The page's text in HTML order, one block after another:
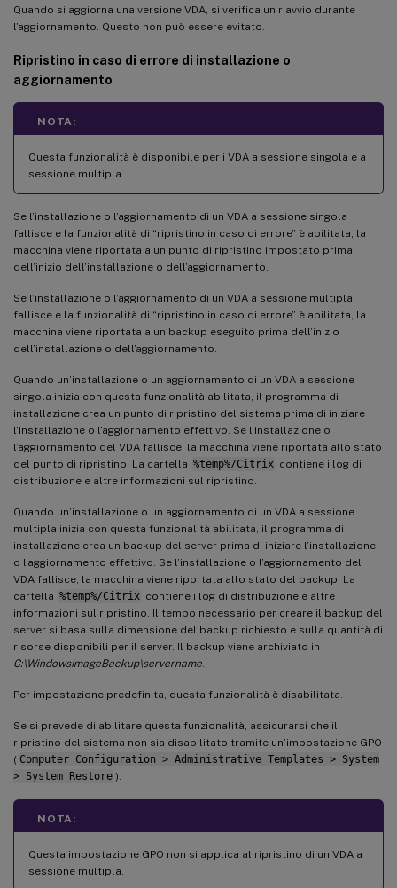
Quando si aggiorna una versione VDA, si verifica un riavvio durante
l’aggiornamento. Questo non può essere evitato.
Ripristino in caso di errore di installazione o
aggiornamento
NOTA:
Questa funzionalità è disponibile per i VDA a sessione singola e a
sessione multipla.
Se l’installazione o l’aggiornamento di un VDA a sessione singola
fallisce e la funzionalità di “ripristino in caso di errore” è abilitata, la
macchina viene riportata a un punto di ripristino impostato prima
dell’inizio dell’installazione o dell’aggiornamento.
Se l’installazione o l’aggiornamento di un VDA a sessione multipla
fallisce e la funzionalità di “ripristino in caso di errore” è abilitata, la
macchina viene riportata a un backup eseguito prima dell’inizio
dell’installazione o dell’aggiornamento.
Quando un’installazione o un aggiornamento di un VDA a sessione
singola inizia con questa funzionalità abilitata, il programma di
installazione crea un punto di ripristino del sistema prima di iniziare
l’installazione o l’aggiornamento effettivo. Se l’installazione o
l’aggiornamento del VDA fallisce, la macchina viene riportata allo stato
del punto di ripristino. La cartella %temp%/Citrix contiene i log di
distribuzione e altre informazioni sul ripristino.
Quando un’installazione o un aggiornamento di un VDA a sessione
multipla inizia con questa funzionalità abilitata, il programma di
installazione crea un backup del server prima di iniziare l’installazione
o l’aggiornamento effettivo. Se l’installazione o l’aggiornamento del
VDA fallisce, la macchina viene riportata allo stato del backup. La
cartella %temp%/Citrix contiene i log di distribuzione e altre
informazioni sul ripristino. Il tempo necessario per creare il backup del
server si basa sulla dimensione del backup richiesto e sulla quantità di
risorse disponibili per il server. Il backup viene archiviato in
C:\WindowsImageBackup\servername
Per impostazione predefinita, questa funzionalità è disabilitata.
Se si prevede di abilitare questa funzionalità, assicurarsi che il
ripristino del sistema non sia disabilitato tramite un’impostazione GPO
( Computer Configuration > Administrative Templates > System
> System Restore ).
NOTA:
Questa impostazione GPO non si applica al ripristino di un VDA a
sessione multipla.